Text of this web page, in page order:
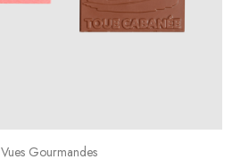
Vues Gourmandes